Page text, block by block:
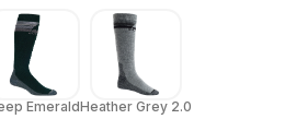
EmeraldHeather Grey 2.0